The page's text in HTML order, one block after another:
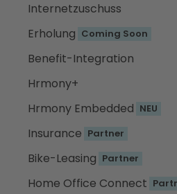
Internetzuschuss
Erholung Coming Soon
Benefit-Integration
Hrmony+
Hrmony Embedded NEU
Insurance Partner
Bike-Leasing Partner
Home Office Connect